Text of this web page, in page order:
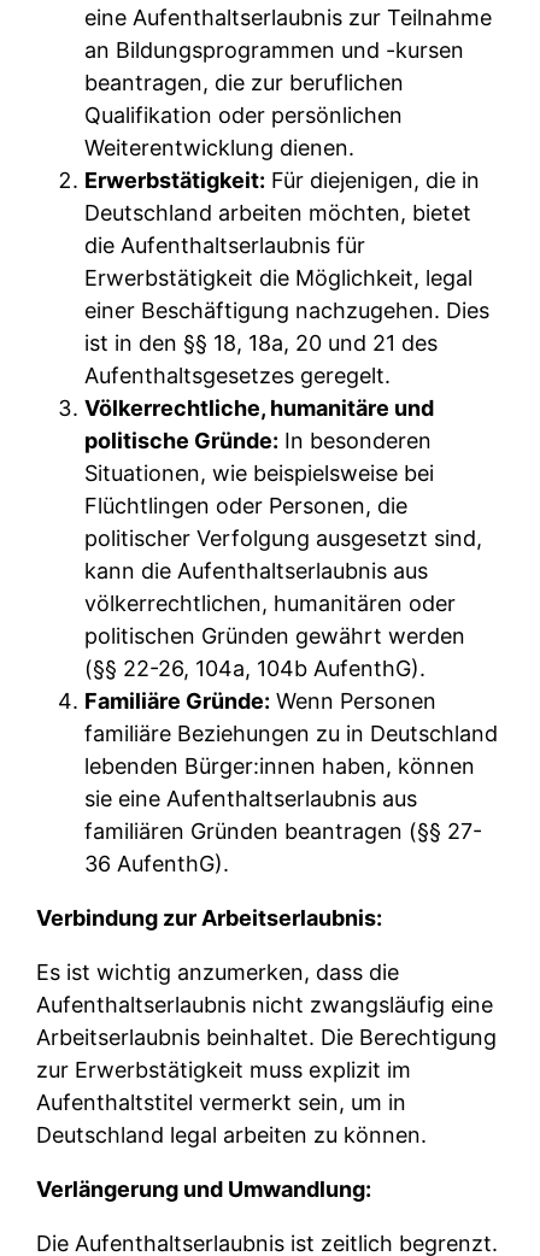
eine Aufenthaltserlaubnis zur Teilnahme
an Bildungsprogrammen und -kursen
beantragen, die zur beruflichen
Qualifikation oder persönlichen
Weiterentwicklung dienen.
Erwerbstätigkeit: Für diejenigen, die in
Deutschland arbeiten möchten, bietet
die Aufenthaltserlaubnis für
Erwerbstätigkeit die Möglichkeit, legal
einer Beschäftigung nachzugehen. Dies
ist in den §§ 18, 18a, 20 und 21 des
Aufenthaltsgesetzes geregelt.
Völkerrechtliche, humanitäre und
politische Gründe: In besonderen
Situationen, wie beispielsweise bei
Flüchtlingen oder Personen, die
politischer Verfolgung ausgesetzt sind,
kann die Aufenthaltserlaubnis aus
völkerrechtlichen, humanitären oder
politischen Gründen gewährt werden
(§§ 22-26, 104a, 104b AufenthG).
Familiäre Gründe: Wenn Personen
familiäre Beziehungen zu in Deutschland
lebenden Bürger:innen haben, können
sie eine Aufenthaltserlaubnis aus
familiären Gründen beantragen (§§ 27-
36 AufenthG).
Verbindung zur Arbeitserlaubnis:
Es ist wichtig anzumerken, dass die
Aufenthaltserlaubnis nicht zwangsläufig eine
Arbeitserlaubnis beinhaltet. Die Berechtigung
zur Erwerbstätigkeit muss explizit im
Aufenthaltstitel vermerkt sein, um in
Deutschland legal arbeiten zu können.
Verlängerung und Umwandlung:
Die Aufenthaltserlaubnis ist zeitlich begrenzt.